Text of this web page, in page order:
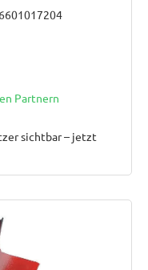
6601017204
Partnern
sichtbar – jetzt